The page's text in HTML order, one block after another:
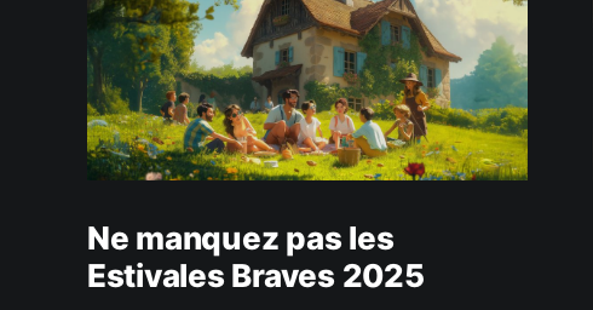
Ne manquez pas les
Estivales Braves 2025